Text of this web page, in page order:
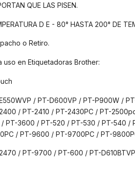
QUE LAS PISEN.
D E - 80° HASTA 200° DE
o Retiro.
uso en Etiquetadoras Brother:
/ PT-D600VP / PT-P900W /
/ PT-2410 / PT-2430PC / PT-
/ PT-3600 / PT-520 / PT-530 / PT-540
/ PT-9600 / PT-9700PC / PT-
/ PT-9700 / PT-600 / PT-